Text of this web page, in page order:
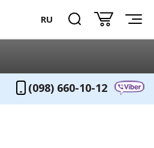
RU
(098) 660-10-12